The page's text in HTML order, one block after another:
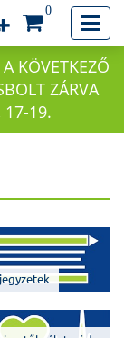
0
KÖVETKEZŐ
ZÁRVA
17-19.